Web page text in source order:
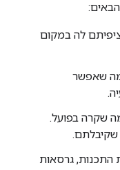
לה במקום
שאפשר
שקרה בפועל.
שקיבלתם.
התכנות, גרסאות